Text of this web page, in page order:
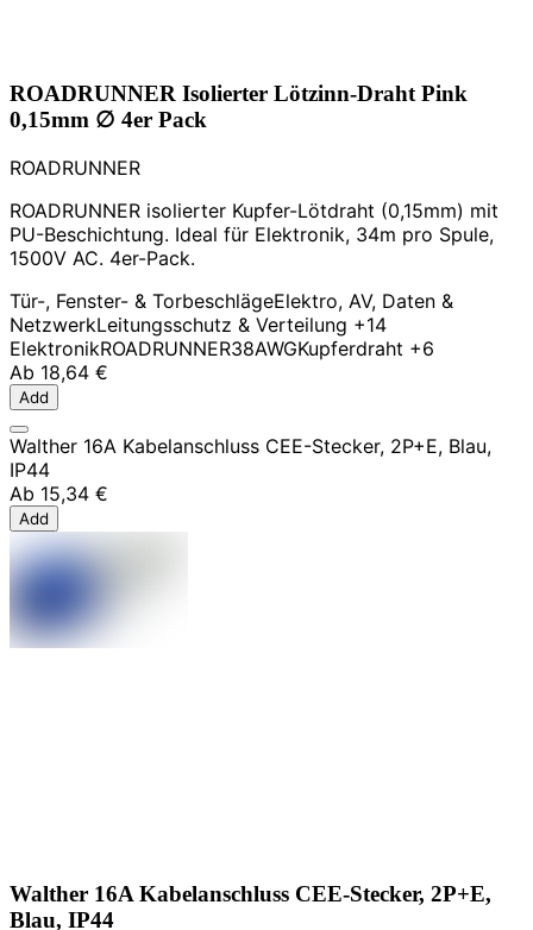
ROADRUNNER Isolierter Lötzinn-Draht Pink
0,15mm ∅ 4er Pack
ROADRUNNER
ROADRUNNER isolierter Kupfer-Lötdraht (0,15mm) mit
PU-Beschichtung. Ideal für Elektronik, 34m pro Spule,
1500V AC. 4er-Pack.
Tür-, Fenster- & TorbeschlägeElektro, AV, Daten &
NetzwerkLeitungsschutz & Verteilung +14
ElektronikROADRUNNER38AWGKupferdraht +6
Ab 18,64 €
Add
Walther 16A Kabelanschluss CEE-Stecker, 2P+E, Blau,
IP44
Ab 15,34 €
Add
Walther 16A Kabelanschluss CEE-Stecker, 2P+E,
Blau, IP44